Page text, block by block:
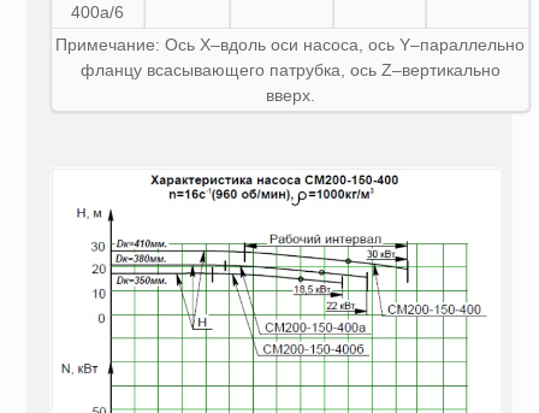
400а/6
Примечание: Ось X–вдоль оси насоса, ось Y–параллельно
фланцу всасывающего патрубка, ось Z–вертикально
вверх.